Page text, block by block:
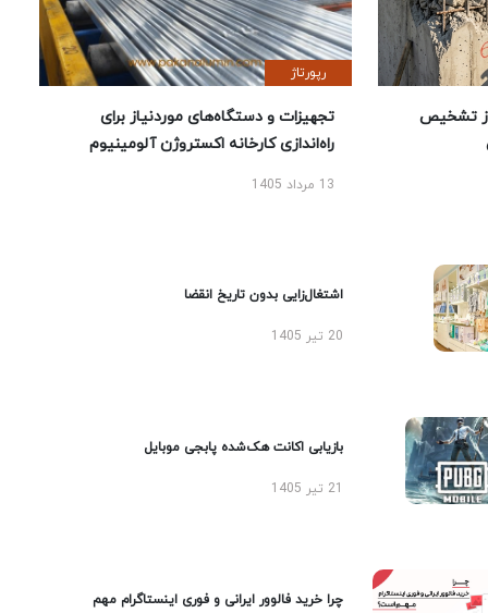
تشخیص
رپورتاژ
تجهیزات و دستگاه‌های موردنیاز برای
راه‌اندازی کارخانه اکستروژن آلومینیوم
13 مرداد 1405
اشتغال‌زایی بدون تاریخ انقضا
20 تیر 1405
بازیابی اکانت هک‌شده پابجی موبایل
چرا خرید فالوور ایرانی و فوری اینستاگرام مهم